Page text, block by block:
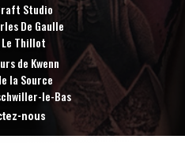
Studio
De Gaulle
Thillot
de Kwenn
la Source
le-Bas
nous